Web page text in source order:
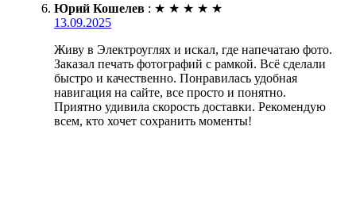
Юрий Кошелев : ★ ★ ★ ★ ★
13.09.2025
Живу в Электроуглях и искал, где напечатаю фото.
Заказал печать фотографий с рамкой. Всё сделали
быстро и качественно. Понравилась удобная
навигация на сайте, все просто и понятно.
Приятно удивила скорость доставки. Рекомендую
всем, кто хочет сохранить моменты!